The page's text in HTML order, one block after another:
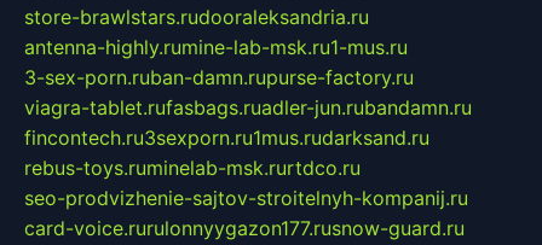
store-brawlstars.rudooraleksandria.ru
antenna-highly.rumine-lab-msk.ru1-mus.ru
3-sex-porn.ruban-damn.rupurse-factory.ru
viagra-tablet.rufasbags.ruadler-jun.rubandamn.ru
fincontech.ru3sexporn.ru1mus.rudarksand.ru
rebus-toys.ruminelab-msk.rurtdco.ru
seo-prodvizhenie-sajtov-stroitelnyh-kompanij.ru
card-voice.rurulonnyygazon177.rusnow-guard.ru